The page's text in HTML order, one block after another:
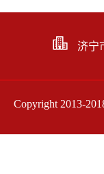
济宁
Copyright 2013-